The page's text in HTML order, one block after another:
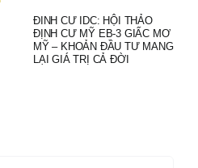
ĐINH CƯ IDC: HỘI THẢO
ĐỊNH CƯ MỸ EB-3 GIẤC MƠ
MỸ – KHOẢN ĐẦU TƯ MANG
LẠI GIÁ TRỊ CẢ ĐỜI